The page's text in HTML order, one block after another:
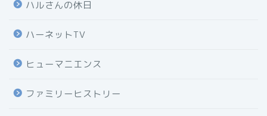
ハルさんの休日
ハーネットTV
ヒューマニエンス
ファミリーヒストリー